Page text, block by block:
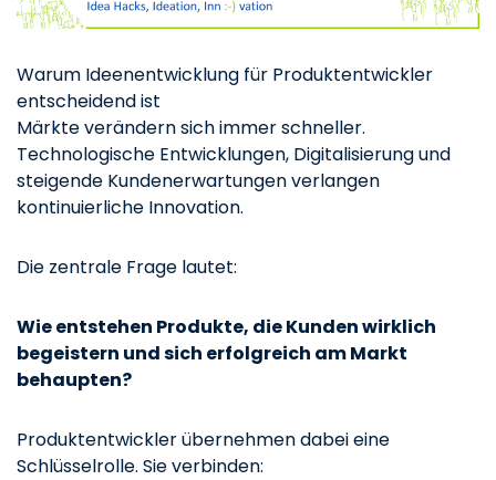
Warum Ideenentwicklung für Produktentwickler
entscheidend ist
Märkte verändern sich immer schneller.
Technologische Entwicklungen, Digitalisierung und
steigende Kundenerwartungen verlangen
kontinuierliche Innovation.
Die zentrale Frage lautet:
Wie entstehen Produkte, die Kunden wirklich
begeistern und sich erfolgreich am Markt
behaupten?
Produktentwickler übernehmen dabei eine
Schlüsselrolle. Sie verbinden: